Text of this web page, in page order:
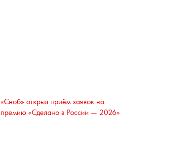
«Сноб» открыл приём заявок на
премию «Сделано в России — 2026»